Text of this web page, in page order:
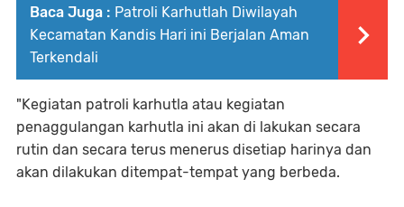
Baca Juga : Patroli Karhutlah Diwilayah
Kecamatan Kandis Hari ini Berjalan Aman
Terkendali
"Kegiatan patroli karhutla atau kegiatan
penaggulangan karhutla ini akan di lakukan secara
rutin dan secara terus menerus disetiap harinya dan
akan dilakukan ditempat-tempat yang berbeda.